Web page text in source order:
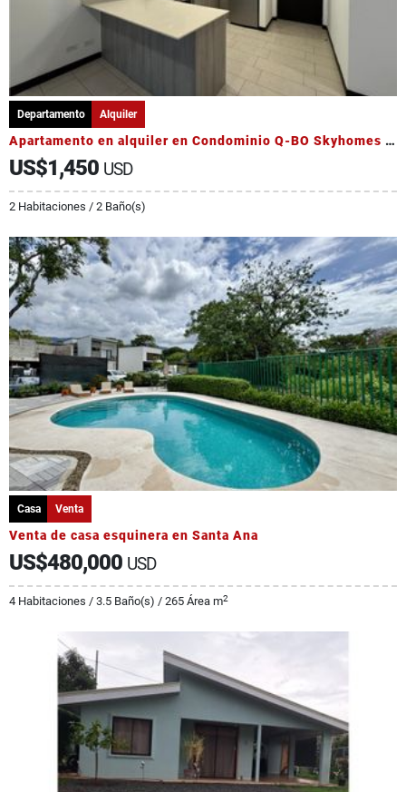
Departamento Alquiler
Apartamento en alquiler en Condominio Q-BO Skyhomes - Nunciatura
US$1,450 USD
2 Habitaciones / 2 Baño(s)
Casa Venta
Venta de casa esquinera en Santa Ana
US$480,000 USD
4 Habitaciones / 3.5 Baño(s) / 265 Área m2